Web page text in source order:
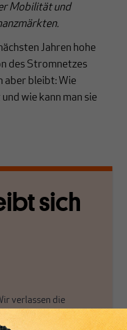
Mobilität und
Jahren hohe
des Stromnetzes
aber bleibt: Wie
wie kann man sie
sich
verlassen die
journalistische Filterblase,